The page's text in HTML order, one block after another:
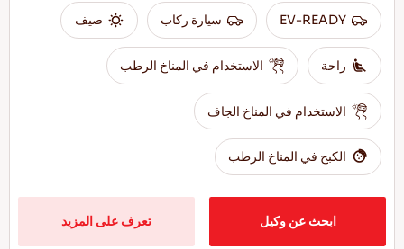
EV-READY سيارة ركاب صيف
راحة الاستخدام في المناخ الرطب
الاستخدام في المناخ الجاف
الكبح في المناخ الرطب
ابحث عن وكيل تعرف على المزيد